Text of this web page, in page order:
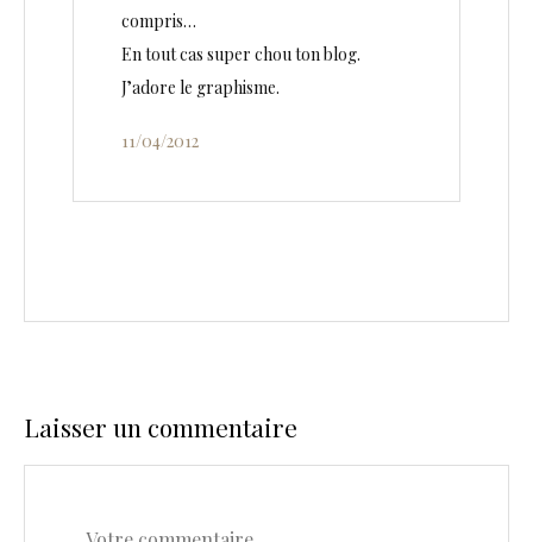
compris…
En tout cas super chou ton blog.
J’adore le graphisme.
11/04/2012
Laisser un commentaire